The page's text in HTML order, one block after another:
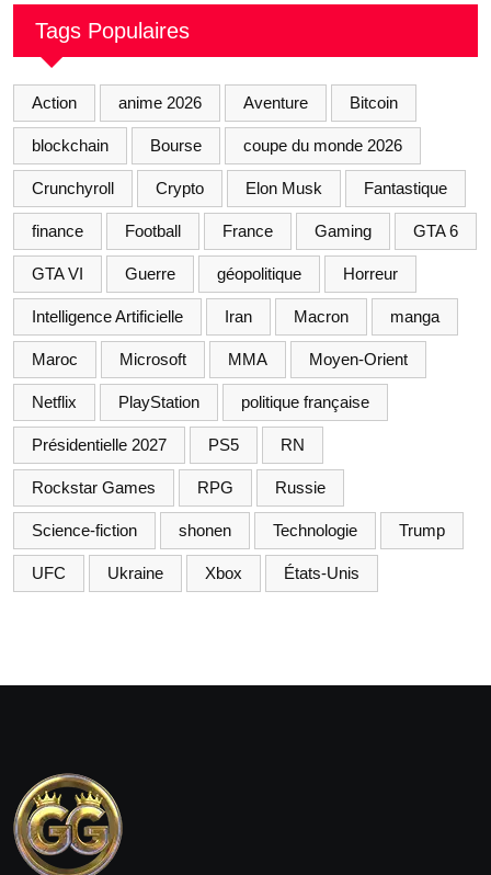
Tags Populaires
Action anime 2026 Aventure Bitcoin
blockchain Bourse coupe du monde 2026
Crunchyroll Crypto Elon Musk Fantastique
finance Football France Gaming GTA 6
GTA VI Guerre géopolitique Horreur
Intelligence Artificielle Iran Macron manga
Maroc Microsoft MMA Moyen-Orient
Netflix PlayStation politique française
Présidentielle 2027 PS5 RN
Rockstar Games RPG Russie
Science-fiction shonen Technologie Trump
UFC Ukraine Xbox États-Unis